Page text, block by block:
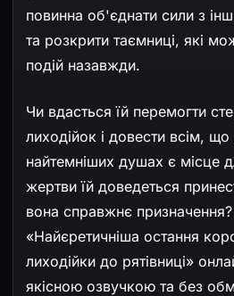
повинна об'єднати сили з
та розкрити таємниці, які
подій назавжди.
Чи вдасться їй перемогти
лиходійок і довести всім, що
найтемніших душах є місце
жертви їй доведеться
вона справжнє
«Найєретичніша остання
лиходійки до рятівниці»
якісною озвучкою та без